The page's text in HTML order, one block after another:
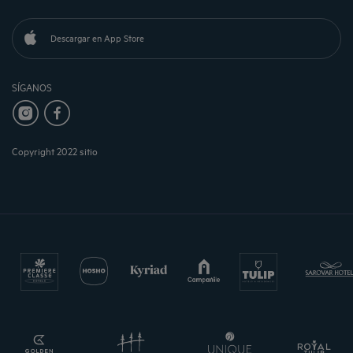
Descargar en App Store
SÍGANOS
Copyright 2022 sitio